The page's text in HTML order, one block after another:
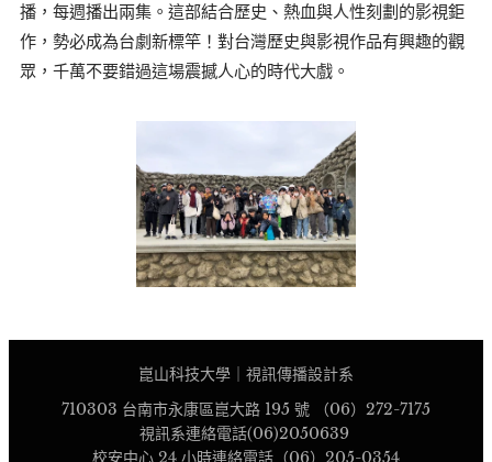
播，每週播出兩集。這部結合歷史、熱血與人性刻劃的影視鉅
作，勢必成為台劇新標竿！對台灣歷史與影視作品有興趣的觀
眾，千萬不要錯過這場震撼人心的時代大戲。
崑山科技大學｜視訊傳播設計系
710303 台南市永康區崑大路 195 號 （06）272-7175
視訊系連絡電話(06)2050639
校安中心 24 小時連絡電話（06）205-0354